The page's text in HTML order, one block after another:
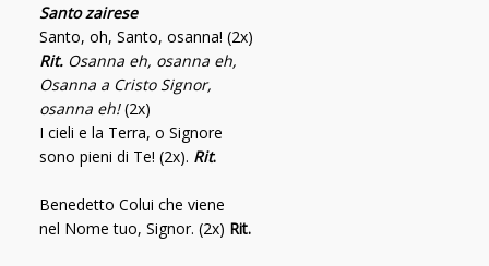
Santo zairese
Santo, oh, Santo, osanna! (2x)
Rit. Osanna eh, osanna eh,
Osanna a Cristo Signor,
osanna eh!(2x)
I cieli e la Terra, o Signore
sono pieni di Te! (2x). Rit.
Benedetto Colui che viene
nel Nome tuo, Signor. (2x) Rit.